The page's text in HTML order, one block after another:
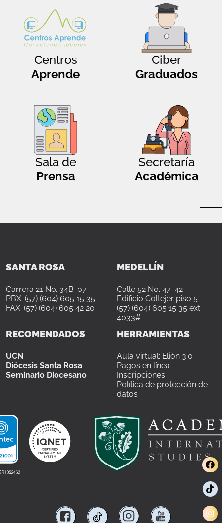
Centros
Aprende
Ciber
Graduados
Sala de
Prensa
Secretaría
Académica
SANTA ROSA
Carrera 21 No. 34B-07
PBX: (57) (604) 605 15 35
FAX: (57) (604) 605 42 20
MEDELLÍN
Calle 52 No. 47-42
Edificio Coltejer piso 5
(57) (604) 605 15 35 ext.
4033#
RECOMENDADOS
UCN
Diócesis Santa Rosa
Seminario Diocesano
HERRAMIENTAS
Aula virtual: Elión 3.0
Pagos en línea
Inscripciones
Política de protección de
datos